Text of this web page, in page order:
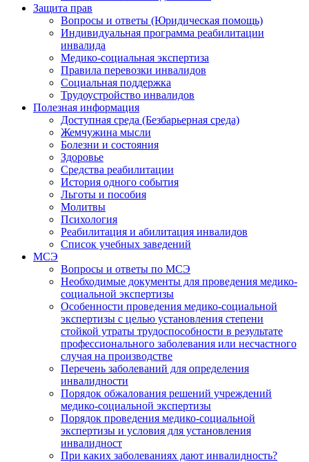
Защита прав
Вопросы и ответы (Юридическая помощь)
Индивидуальная программа реабилитации
инвалида
Медико-социальная экспертиза
Правила перевозки инвалидов
Социальная поддержка
Трудоустройство инвалидов
Полезная информация
Доступная среда (Безбарьерная среда)
Жемчужина мысли
Болезни и состояния
Здоровье
Средства реабилитации
История одного события
Льготы и пособия
Молитвы
Психология
Реабилитация и абилитация инвалидов
Список учебных заведений
МСЭ
Вопросы и ответы по МСЭ
Необходимые документы для проведения медико-
социальной экспертизы
Особенности проведения медико-социальной
экспертизы с целью установления степени
стойкой утраты трудоспособности в результате
профессионального заболевания или несчастного
случая на производстве
Перечень заболеваний для определения
инвалидности
Порядок обжалования решений учреждений
медико-социальной экспертизы
Порядок проведения медико-социальной
экспертизы и условия для установления
инвалидност
При каких заболеваниях дают инвалидность?